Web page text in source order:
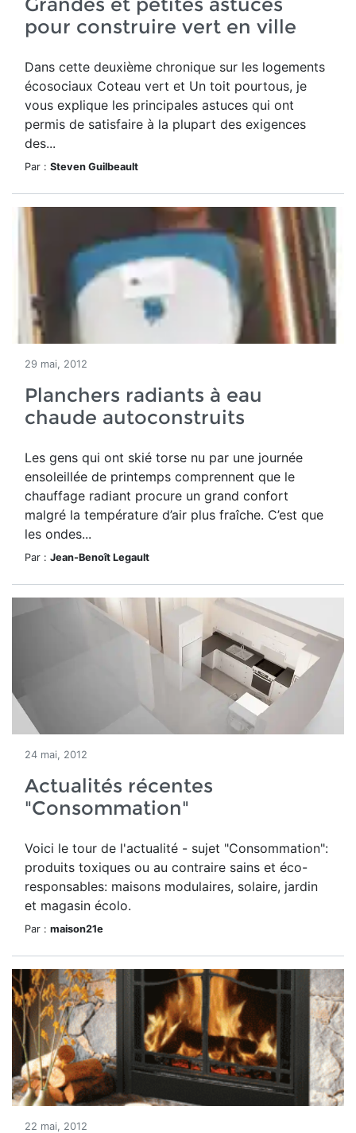
pour construire vert en ville
Dans cette deuxième chronique sur les logements
écosociaux Coteau vert et Un toit pourtous, je
vous explique les principales astuces qui ont
permis de satisfaire à la plupart des exigences
des...
Par : Steven Guilbeault
29 mai, 2012
Planchers radiants à eau
chaude autoconstruits
Les gens qui ont skié torse nu par une journée
ensoleillée de printemps comprennent que le
chauffage radiant procure un grand confort
malgré la température d’air plus fraîche. C’est que
les ondes...
Par : Jean-Benoît Legault
24 mai, 2012
Actualités récentes
"Consommation"
Voici le tour de l'actualité - sujet "Consommation":
produits toxiques ou au contraire sains et éco-
responsables: maisons modulaires, solaire, jardin
et magasin écolo.
Par : maison21e
22 mai, 2012